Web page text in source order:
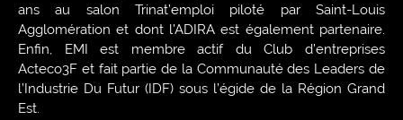
ans au salon Trinat’emploi piloté par Saint-Louis
Agglomération et dont l’ADIRA est également partenaire.
Enfin, EMI est membre actif du Club d’entreprises
Acteco3F et fait partie de la Communauté des Leaders de
l’Industrie Du Futur (IDF) sous l’égide de la Région Grand
Est.